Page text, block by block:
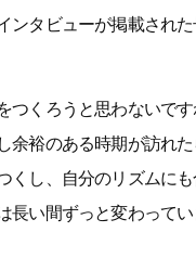
ンタビューが掲載され
つくろうと思わないで
余裕のある時期が訪れ
くし、自分のリズムに
い間ずっと変わってい